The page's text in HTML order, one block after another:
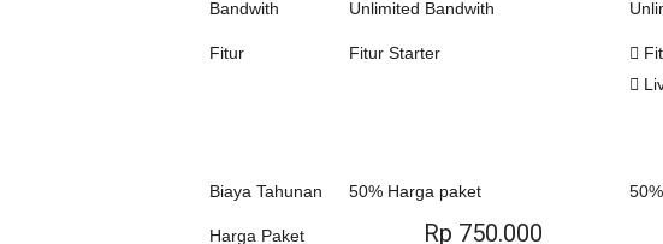
Bandwith Unlimited Bandwith
Fitur Fitur Starter
Biaya Tahunan 50% Harga paket
Harga Paket Rp 750.000